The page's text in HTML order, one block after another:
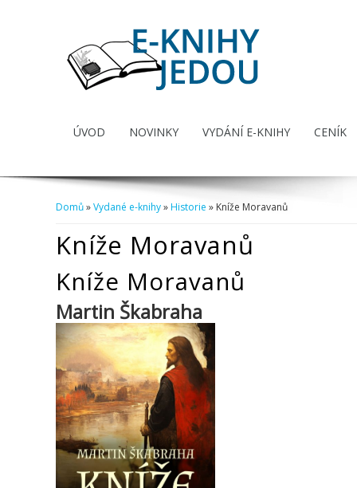
ÚVOD NOVINKY VYDÁNÍ E-KNIHY CENÍK
Domů»Vydané e-knihy»Historie » Kníže Moravanů
Kníže Moravanů
Kníže Moravanů
Martin Škabraha